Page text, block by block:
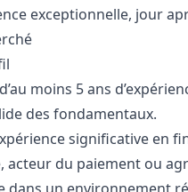
exceptionnelle, jour
moins 5 ans
des fondamentaux.
significative en
acteur du paiement ou